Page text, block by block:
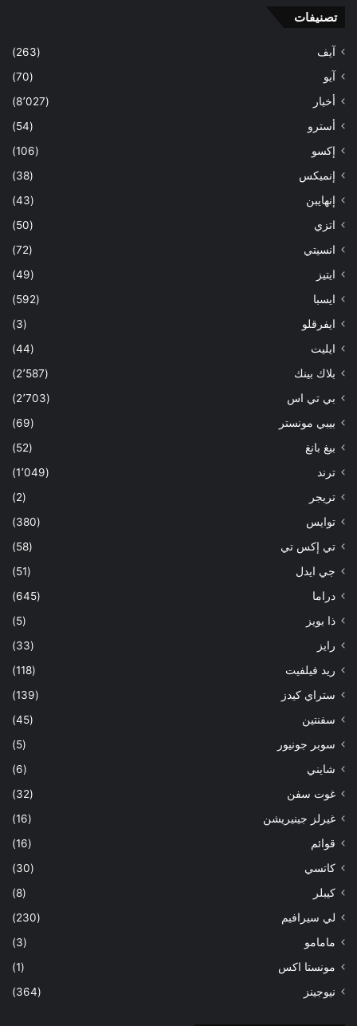
تصنيفات
آيف
(263)
آيو
(70)
أخبار
(8٬027)
أسترو
(54)
إكسو
(106)
إنميكس
(38)
إنهايبن
(43)
اتزي
(50)
انسيتي
(72)
ايتيز
(49)
ايسبا
(592)
ايفرقلو
(3)
ايليت
(44)
بلاك بينك
(2٬587)
بي تي اس
(2٬703)
بيبي مونستر
(69)
بيغ بانغ
(52)
ترند
(1٬049)
تريجر
(2)
توايس
(380)
تي إكس تي
(58)
جي ايدل
(51)
دراما
(645)
ذا بويز
(5)
رايز
(33)
ريد فيلفيت
(118)
ستراي كيدز
(139)
سفنتين
(45)
سوبر جونيور
(5)
شايني
(6)
غوت سفن
(32)
غيرلز جينيريشن
(16)
قوائم
(16)
كاتسي
(30)
كيبلر
(8)
لي سيرافيم
(230)
مامامو
(3)
مونستا اكس
(1)
نيوجينز
(364)